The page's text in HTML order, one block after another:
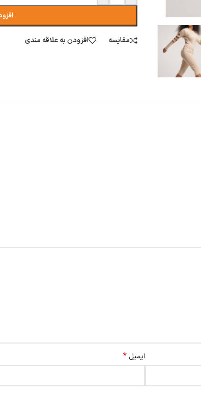
مقایسه افزودن به علاقه مندی
ایمیل *